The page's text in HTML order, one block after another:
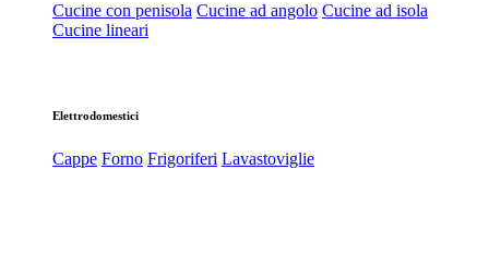
Cucine con penisola Cucine ad angolo Cucine ad isola
Cucine lineari
Elettrodomestici
Cappe Forno Frigoriferi Lavastoviglie